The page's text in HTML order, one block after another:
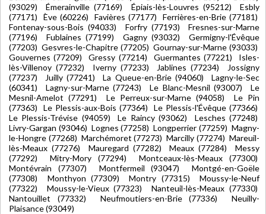
(93029) Émerainville (77169) Épiais-lès-Louvres (95212) Esbly
(77171) Ève (60226) Favières (77177) Ferrières-en-Brie (77181)
Fontenay-sous-Bois (94033) Forfry (77193) Fresnes-sur-Marne
(77196) Fublaines (77199) Gagny (93032) Germigny-l'Évêque
(77203) Gesvres-le-Chapitre (77205) Gournay-sur-Marne (93033)
Gouvernes (77209) Gressy (77214) Guermantes (77221) Isles-
lès-Villenoy (77232) Iverny (77233) Jablines (77234) Jossigny
(77237) Juilly (77241) La Queue-en-Brie (94060) Lagny-le-Sec
(60341) Lagny-sur-Marne (77243) Le Blanc-Mesnil (93007) Le
Mesnil-Amelot (77291) Le Perreux-sur-Marne (94058) Le Pin
(77363) Le Plessis-aux-Bois (77364) Le Plessis-l'Évêque (77366)
Le Plessis-Trévise (94059) Le Raincy (93062) Lesches (77248)
Livry-Gargan (93046) Lognes (77258) Longperrier (77259) Magny-
le-Hongre (77268) Marchémoret (77273) Marcilly (77274) Mareuil-
lès-Meaux (77276) Mauregard (77282) Meaux (77284) Messy
(77292) Mitry-Mory (77294) Montceaux-lès-Meaux (77300)
Montévrain (77307) Montfermeil (93047) Montgé-en-Goële
(77308) Monthyon (77309) Montry (77315) Moussy-le-Neuf
(77322) Moussy-le-Vieux (77323) Nanteuil-lès-Meaux (77330)
Nantouillet (77332) Neufmoutiers-en-Brie (77336) Neuilly-
Plaisance (93049)